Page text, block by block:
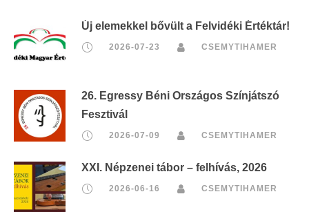
Új elemekkel bővült a Felvidéki Értéktár!
2026-07-23 CSEMYTIHAMER
26. Egressy Béni Országos Színjátszó
Fesztivál
2026-07-09 CSEMYTIHAMER
XXI. Népzenei tábor – felhívás, 2026
2026-06-16 CSEMYTIHAMER